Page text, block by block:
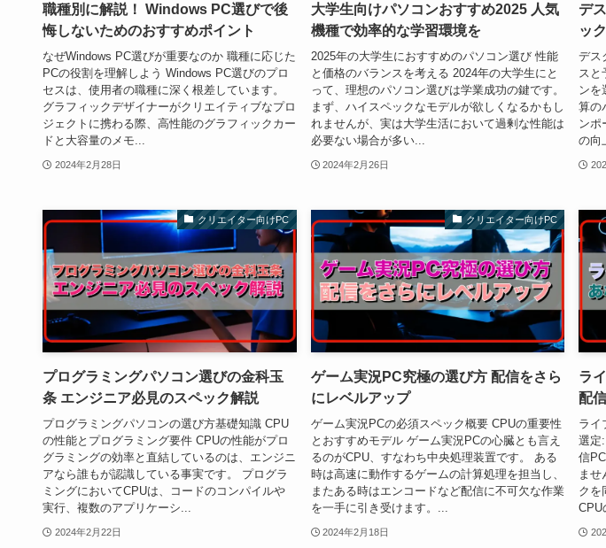
職種別に解説！ Windows PC選びで後
悔しないためのおすすめポイント
なぜWindows PC選びが重要なのか 職種に応じた
PCの役割を理解しよう Windows PC選びのプロ
セスは、使用者の職種に深く根差しています。
グラフィックデザイナーがクリエイティブなプロ
ジェクトに携わる際、高性能のグラフィックカー
ドと大容量のメモ...
2024年2月28日
大学生向けパソコンおすすめ2025 人気
機種で効率的な学習環境を
2025年の大学生におすすめのパソコン選び 性能
と価格のバランスを考える 2024年の大学生にと
って、理想のパソコン選びは学業成功の鍵です。
まず、ハイスペックなモデルが欲しくなるかもし
れませんが、実は大学生活において過剰な性能は
必要ない場合が多い...
2024年2月26日
デ
ッ
デス
スと
ンを
算の
ンポ
の向
クリエイター向けPC
プログラミングパソコン選びの金科玉
条 エンジニア必見のスペック解説
プログラミングパソコンの選び方基礎知識 CPU
の性能とプログラミング要件 CPUの性能がプロ
グラミングの効率と直結しているのは、エンジニ
アなら誰もが認識している事実です。 プログラ
ミングにおいてCPUは、コードのコンパイルや
実行、複数のアプリケーシ...
2024年2月22日
クリエイター向けPC
ゲーム実況PC究極の選び方 配信をさら
にレベルアップ
ゲーム実況PCの必須スペック概要 CPUの重要性
とおすすめモデル ゲーム実況PCの心臓とも言え
るのがCPU、すなわち中央処理装置です。 ある
時は高速に動作するゲームの計算処理を担当し、
またある時はエンコードなど配信に不可欠な作業
を一手に引き受けます。...
2024年2月18日
ラ
配
ライ
選定
信
ま
クを
CPU